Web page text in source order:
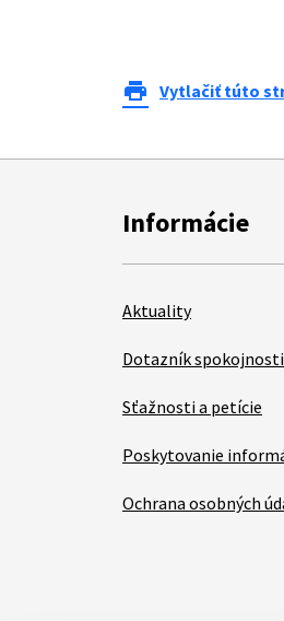
print Vytlačiť túto
Informácie
Aktuality
Dotazník
Sťažnosti a petície
Poskytovanie
Ochrana osobných